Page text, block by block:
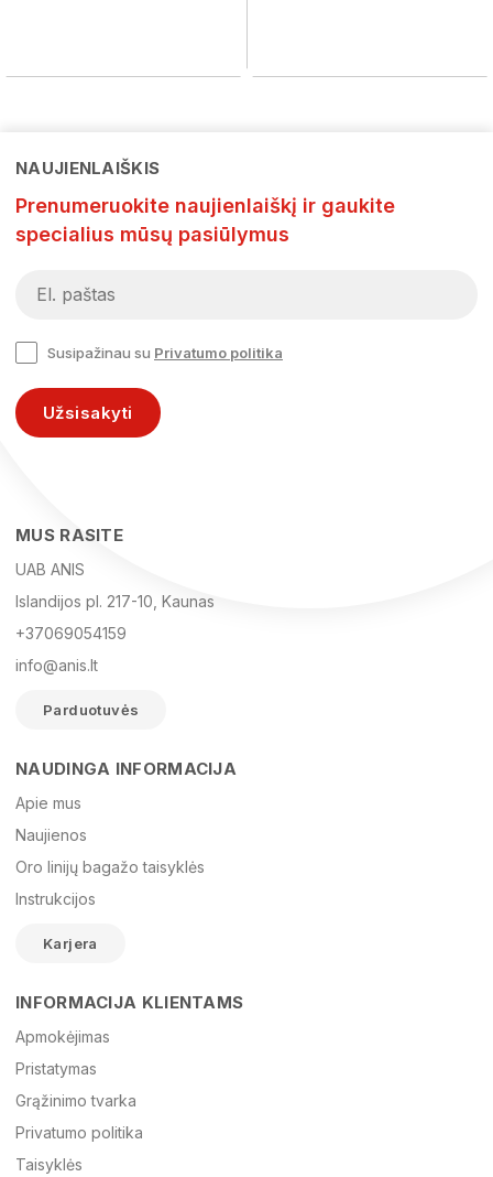
El. paštas
Žinutė
NAUJIENLAIŠKIS
Prenumeruokite naujienlaiškį ir gaukite
specialius mūsų pasiūlymus
Susipažinau su Privatumo politika
Užsisakyti
MUS RASITE
UAB ANIS
Islandijos pl. 217-10, Kaunas
+37069054159
info@anis.lt
Parduotuvės
NAUDINGA INFORMACIJA
Apie mus
Naujienos
Oro linijų bagažo taisyklės
Instrukcijos
Karjera
INFORMACIJA KLIENTAMS
Apmokėjimas
Pristatymas
Grąžinimo tvarka
Privatumo politika
Taisyklės